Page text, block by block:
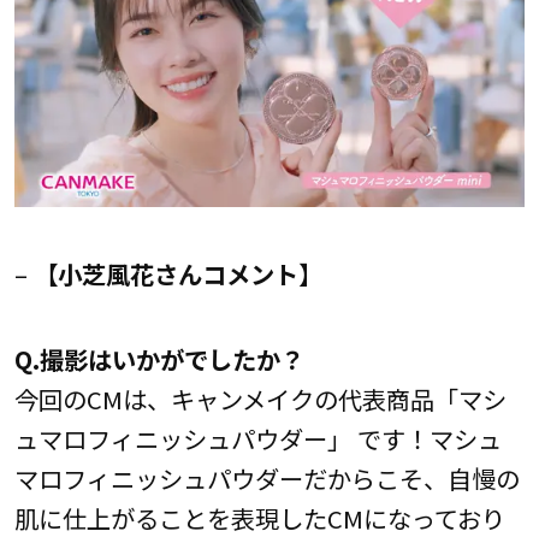
– 【小芝風花さんコメント】
Q.撮影はいかがでしたか？
今回のCMは、キャンメイクの代表商品「マシ
ュマロフィニッシュパウダー」 です！マシュ
マロフィニッシュパウダーだからこそ、自慢の
肌に仕上がることを表現したCMになっており